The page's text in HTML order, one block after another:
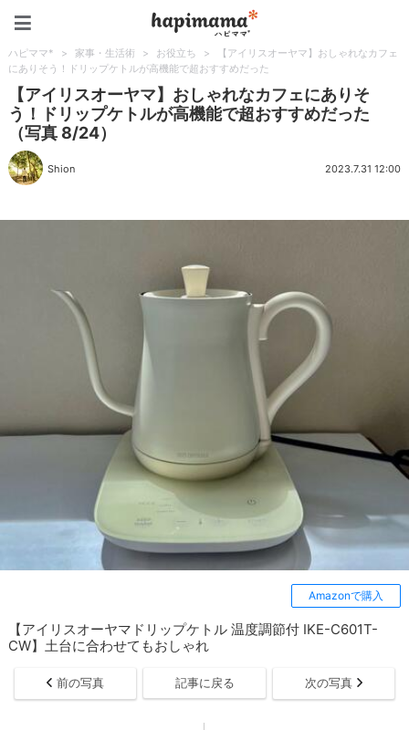
ハピママ* > 家事・生活術 > お役立ち >
【アイリスオーヤマ】おしゃれなカフェ
にありそう！ドリップケトルが高機能で超おすすめだった
【アイリスオーヤマ】おしゃれなカフェにありそ
う！ドリップケトルが高機能で超おすすめだった
（写真 8/24）
Shion 2023.7.31 12:00
Amazonで購入
【アイリスオーヤマドリップケトル 温度調節付 IKE-C601T-
CW】土台に合わせてもおしゃれ
前の写真 記事に戻る 次の写真